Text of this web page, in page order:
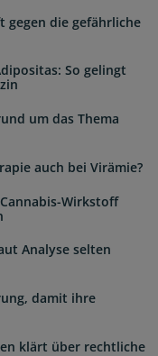
gegen die gefährliche
So gelingt
um das Thema
auch bei Virämie?
Wirkstoff
Analyse selten
damit ihre
klärt über rechtliche